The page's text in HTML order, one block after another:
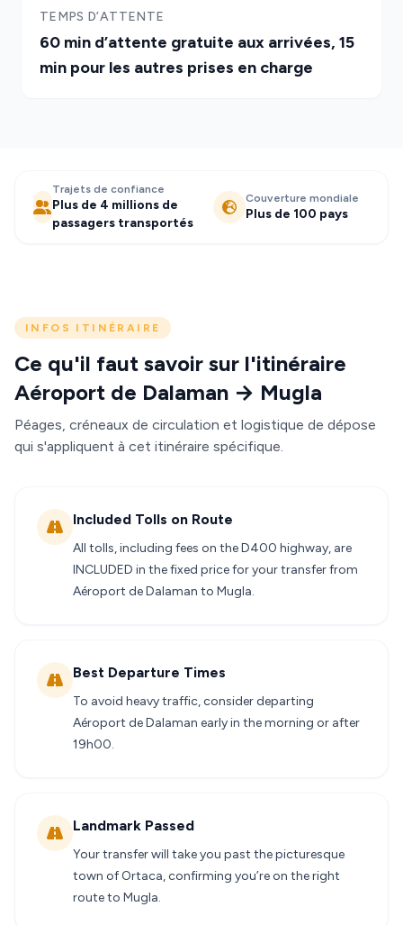
TEMPS D’ATTENTE
60 min d’attente gratuite aux arrivées, 15
min pour les autres prises en charge
Trajets de confiance
Plus de 4 millions de
passagers transportés
Couverture mondiale
Plus de 100 pays
INFOS ITINÉRAIRE
Ce qu'il faut savoir sur l'itinéraire
Aéroport de Dalaman → Mugla
Péages, créneaux de circulation et logistique de dépose
qui s'appliquent à cet itinéraire spécifique.
Included Tolls on Route
All tolls, including fees on the D400 highway, are
INCLUDED in the fixed price for your transfer from
Aéroport de Dalaman to Mugla.
Best Departure Times
To avoid heavy traffic, consider departing
Aéroport de Dalaman early in the morning or after
19h00.
Landmark Passed
Your transfer will take you past the picturesque
town of Ortaca, confirming you’re on the right
route to Mugla.